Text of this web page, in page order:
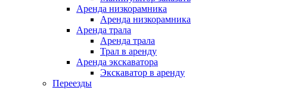
Аренда низкорамника
Аренда низкорамника
Аренда трала
Аренда трала
Трал в аренду
Аренда экскаватора
Экскаватор в аренду
Переезды